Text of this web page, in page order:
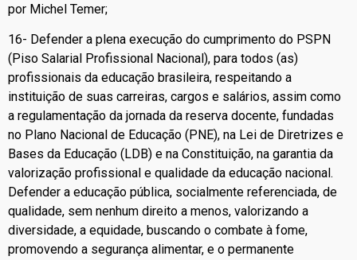
por Michel Temer;
16- Defender a plena execução do cumprimento do PSPN
(Piso Salarial Profissional Nacional), para todos (as)
profissionais da educação brasileira, respeitando a
instituição de suas carreiras, cargos e salários, assim como
a regulamentação da jornada da reserva docente, fundadas
no Plano Nacional de Educação (PNE), na Lei de Diretrizes e
Bases da Educação (LDB) e na Constituição, na garantia da
valorização profissional e qualidade da educação nacional.
Defender a educação pública, socialmente referenciada, de
qualidade, sem nenhum direito a menos, valorizando a
diversidade, a equidade, buscando o combate à fome,
promovendo a segurança alimentar, e o permanente